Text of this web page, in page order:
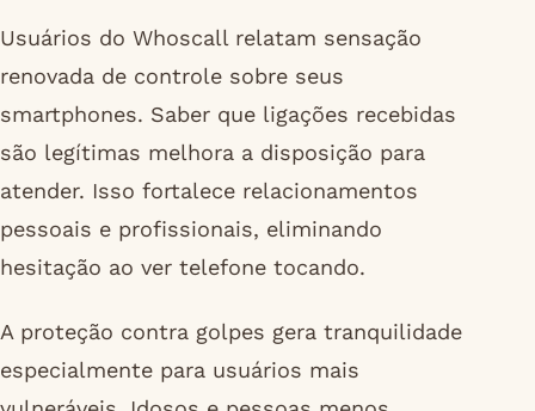
Usuários do Whoscall relatam sensação
renovada de controle sobre seus
smartphones. Saber que ligações recebidas
são legítimas melhora a disposição para
atender. Isso fortalece relacionamentos
pessoais e profissionais, eliminando
hesitação ao ver telefone tocando.
A proteção contra golpes gera tranquilidade
especialmente para usuários mais